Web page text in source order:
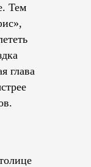
Тем
глава